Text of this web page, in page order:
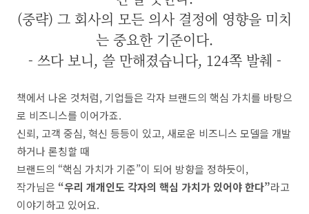
(중략) 그 회사의 모든 의사 결정에 영향을 미치
는 중요한 기준이다.
- 쓰다 보니, 쓸 만해졌습니다, 124쪽 발췌 -
책에서 나온 것처럼, 기업들은 각자 브랜드의 핵심 가치를 바탕으
로 비즈니스를 이어가죠.
신뢰, 고객 중심, 혁신 등등이 있고, 새로운 비즈니스 모델을 개발
하거나 론칭할 때
브랜드의 “핵심 가치가 기준”이 되어 방향을 정하듯이,
작가님은 “우리 개개인도 각자의 핵심 가치가 있어야 한다”라고
이야기하고 있어요.